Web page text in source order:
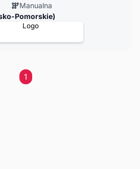
Manualna
Pomorskie)
1